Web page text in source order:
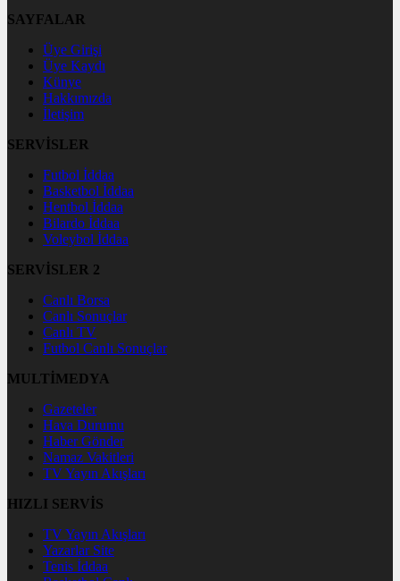
SAYFALAR
Üye Girişi
Üye Kaydı
Künye
Hakkımızda
İletişim
SERVİSLER
Futbol İddaa
Basketbol İddaa
Hentbol İddaa
Bilardo İddaa
Voleybol İddaa
SERVİSLER 2
Canlı Borsa
Canlı Sonuçlar
Canlı TV
Futbol Canlı Sonuçlar
MULTİMEDYA
Gazeteler
Hava Durumu
Haber Gönder
Namaz Vakitleri
TV Yayın Akışları
HIZLI SERVİS
TV Yayın Akışları
Yazarlar Site
Tenis İddaa